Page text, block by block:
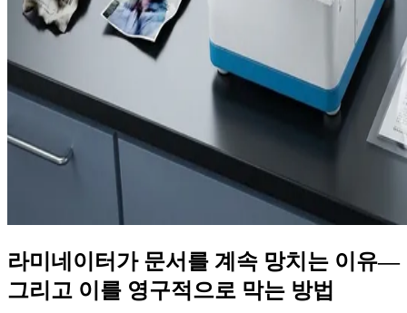
라미네이터가 문서를 계속 망치는 이유—
그리고 이를 영구적으로 막는 방법